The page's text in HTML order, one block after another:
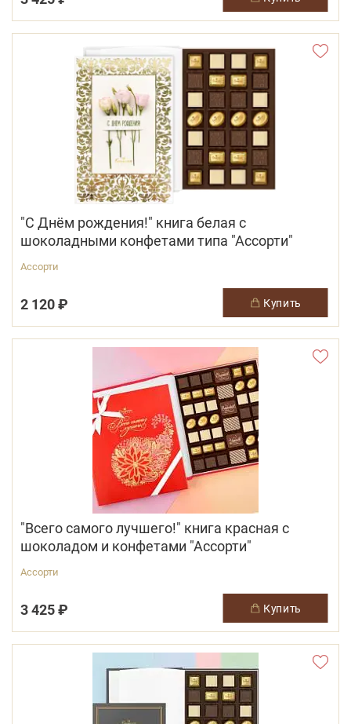
"С Днём рождения!" книга белая с
шоколадными конфетами типа "Ассорти"
Ассорти
2 120 ₽ купить
"Всего самого лучшего!" книга красная с
шоколадом и конфетами "Ассорти"
Ассорти
3 425 ₽ купить